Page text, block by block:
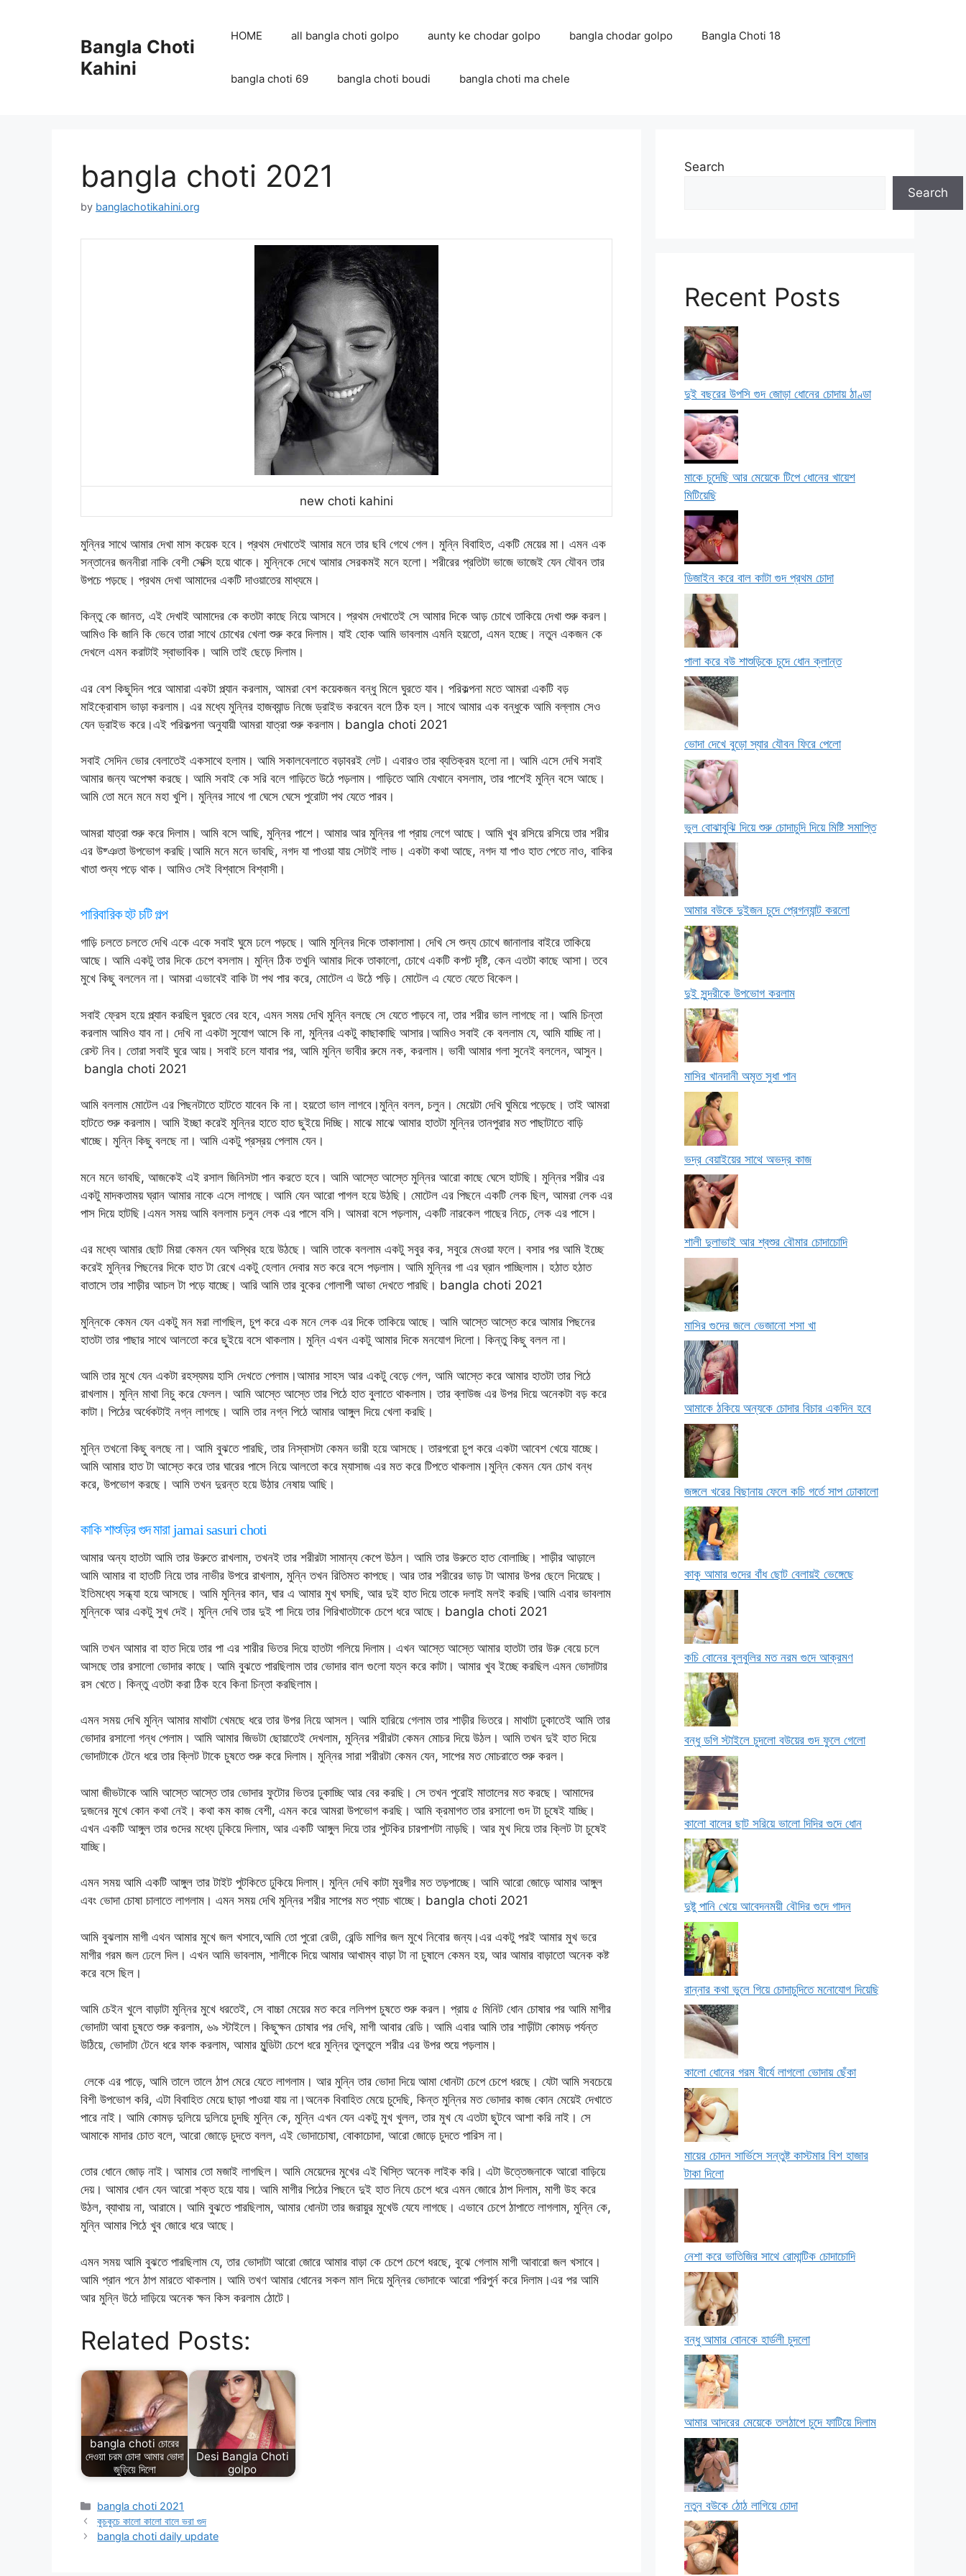
Bangla Choti
Kahini
HOME all bangla choti golpo aunty ke chodar golpo bangla chodar golpo Bangla Choti 18
bangla choti 69 bangla choti boudi bangla choti ma chele
bangla choti 2021
by banglachotikahini.org
new choti kahini
মুন্নির সাথে আমার দেখা মাস কয়েক হবে। প্রথম দেখাতেই আমার মনে তার ছবি গেথে গেল। মুন্নি বিবাহিত, একটি মেয়ের মা। এমন এক
সন্তানের জননীরা নাকি বেশী সেক্সি হয়ে থাকে। মুন্নিকে দেখে আমার সেরকমই মনে হলো। শরীরের প্রতিটা ভাজে ভাজেই যেন যৌবন তার
উপচে পড়ছে। প্রথম দেখা আমাদের একটি দাওয়াতের মাধ্যমে।
কিন্তু কে জানত, এই দেখাই আমাদের কে কতটা কাছে নিয়ে আসবে। প্রথম দেখাতেই সে আমার দিকে আড় চোখে তাকিয়ে দেখা শুরু করল।
আমিও কি জানি কি ভেবে তারা সাথে চোখের খেলা শুরু করে দিলাম। যাই হোক আমি ভাবলাম এমনি হয়তো, এমন হচ্ছে। নতুন একজন কে
দেখলে এমন করাটাই স্বাভাবিক। আমি তাই ছেড়ে দিলাম।
এর বেশ কিছুদিন পরে আমারা একটা প্ল্যান করলাম, আমরা বেশ কয়েকজন বন্ধু মিলে ঘুরতে যাব। পরিকল্পনা মতে আমরা একটি বড়
মাইক্রোবাস ভাড়া করলাম। এর মধ্যে মুন্নির হাজব্যান্ড নিজে ড্রাইভ করবেন বলে ঠিক হল। সাথে আমার এক বন্ধুকে আমি বল্লাম সেও
যেন ড্রাইভ করে।এই পরিকল্পনা অনুযায়ী আমরা যাত্রা শুরু করলাম। bangla choti 2021
সবাই সেদিন ভোর বেলাতেই একসাথে হলাম। আমি সকালবেলাতে বড়াবরই লেট। এবারও তার ব্যতিক্রম হলো না। আমি এসে দেখি সবাই
আমার জন্য অপেক্ষা করছে। আমি সবাই কে সরি বলে গাড়িতে উঠে পড়লাম। গাড়িতে আমি যেখানে বসলাম, তার পাশেই মুন্নি বসে আছে।
আমি তো মনে মনে মহা খুশি। মুন্নির সাথে গা ঘেসে ঘেসে পুরোটা পথ যেতে পারব।
আমরা যাত্রা শুরু করে দিলাম। আমি বসে আছি, মুন্নির পাশে। আমার আর মুন্নির গা প্রায় লেগে আছে। আমি খুব রসিয়ে রসিয়ে তার শরীর
এর উষ্ঞতা উপভোগ করছি।আমি মনে মনে ভাবছি, নগদ যা পাওয়া যায় সেটাই লাভ। একটা কথা আছে, নগদ যা পাও হাত পেতে নাও, বাকির
খাতা শুন্য পড়ে থাক। আমিও সেই বিশ্বাসে বিশ্বাসী।
পারিবারিক হট চটি গল্প
গাড়ি চলতে চলতে দেখি একে একে সবাই ঘুমে ঢলে পড়ছে। আমি মুন্নির দিকে তাকালামা। দেখি সে শুন্য চোখে জানালার বাইরে তাকিয়ে
আছে। আমি একটু তার দিকে চেপে বসলাম। মুন্নি ঠিক তখুনি আমার দিকে তাকালো, চোখে একটি কপট দৃষ্টি, কেন এতটা কাছে আসা। তবে
মুখে কিছু বললেন না। আমরা এভাবেই বাকি টা পথ পার করে, মোটেল এ উঠে পড়ি। মোটেল এ যেতে যেতে বিকেল।
সবাই ফ্রেস হয়ে প্ল্যান করছিল ঘুরতে বের হবে, এমন সময় দেখি মুন্নি বলছে সে যেতে পাড়বে না, তার শরীর ভাল লাগছে না। আমি চিন্তা
করলাম আমিও যাব না। দেখি না একটা সুযোগ আসে কি না, মুন্নির একটু কাছাকাছি আসার।আমিও সবাই কে বললাম যে, আমি যাচ্ছি না।
রেস্ট নিব। তোরা সবাই ঘুরে আয়। সবাই চলে যাবার পর, আমি মুন্নি ভাবীর রুমে নক, করলাম। ভাবী আমার গলা সুনেই বললেন, আসুন।
bangla choti 2021
আমি বললাম মোটেল এর পিছনটাতে হাটতে যাবেন কি না। হয়তো ভাল লাগবে।মুন্নি বলল, চলুন। মেয়েটা দেখি ঘুমিয়ে পড়েছে। তাই আমরা
হাটতে শুরু করলাম। আমি ইচ্ছা করেই মুন্নির হাতে হাত ছুইয়ে দিচ্ছি। মাঝে মাঝে আমার হাতটা মুন্নির তানপুরার মত পাছাটাতে বাড়ি
খাচ্ছে। মুন্নি কিছু বলছে না। আমি একটু প্রস্রয় পেলাম যেন।
মনে মনে ভাবছি, আজকেই এই রসাল জিনিসটা পান করতে হবে। আমি আস্তে আস্তে মুন্নির আরো কাছে ঘেসে হাটছি। মুন্নির শরীর এর
একটু মাদকতাময় ঘ্রান আমার নাকে এসে লাগছে। আমি যেন আরো পাগল হয়ে উঠছি। মোটেল এর পিছনে একটি লেক ছিল, আমরা লেক এর
পাস দিয়ে হাটছি।এমন সময় আমি বললাম চলুন লেক এর পাসে বসি। আমরা বসে পড়লাম, একটি নারকেল গাছের নিচে, লেক এর পাসে।
এর মধ্যে আমার ছোট মিয়া কেমন যেন অস্থির হয়ে উঠছে। আমি তাকে বললাম একটু সবুর কর, সবুরে মেওয়া ফলে। বসার পর আমি ইচ্ছে
করেই মুন্নির পিছনের দিকে হাত টা রেখে একটু হেলান দেবার মত করে বসে পড়লাম। আমি মুন্নির গা এর ঘ্রান পাচ্ছিলাম। হঠাত হঠাত
বাতাসে তার শাড়ীর আচল টা পড়ে যাচ্ছে। আরি আমি তার বুকের গোলাপী আভা দেখতে পারছি। bangla choti 2021
মুন্নিকে কেমন যেন একটু মন মরা লাগছিল, চুপ করে এক মনে লেক এর দিকে তাকিয়ে আছে। আমি আস্তে আস্তে করে আমার পিছনের
হাতটা তার পাছার সাথে আলতো করে ছুইয়ে বসে থাকলাম। মুন্নি এখন একটু আমার দিকে মনযোগ দিলো। কিন্তু কিছু বলল না।
আমি তার মুখে যেন একটা রহস্যময় হাসি দেখতে পেলাম।আমার সাহস আর একটু বেড়ে গেল, আমি আস্তে করে আমার হাতটা তার পিঠে
রাখলাম। মুন্নি মাথা নিচু করে ফেলল। আমি আস্তে আস্তে তার পিঠে হাত বুলাতে থাকলাম। তার ব্লাউজ এর উপর দিয়ে অনেকটা বড় করে
কাটা। পিঠের অর্ধেকটাই নগ্ন লাগছে। আমি তার নগ্ন পিঠে আমার আঙ্গুল দিয়ে খেলা করছি।
মুন্নি তখনো কিছু বলছে না। আমি বুঝতে পারছি, তার নিস্বাসটা কেমন ভারী হয়ে আসছে। তারপরো চুপ করে একটা আবেশ খেয়ে যাচ্ছে।
আমি আমার হাত টা আস্তে করে তার ঘারের পাসে নিয়ে আলতো করে ম্যাসাজ এর মত করে টিপতে থাকলাম।মুন্নি কেমন যেন চোখ বন্ধ
করে, উপভোগ করছে। আমি তখন দুরন্ত হয়ে উঠার নেষায় আছি।
কাকি শাশুড়ির গুদ মারা jamai sasuri choti
আমার অন্য হাতটা আমি তার উরুতে রাখলাম, তখনই তার শরীরটা সামান্য কেপে উঠল। আমি তার উরুতে হাত বোলাচ্ছি। শাড়ীর আড়ালে
আমি আমার বা হাতটি নিয়ে তার নাভীর উপরে রাখলাম, মুন্নি তখন রিতিমত কাপছে। আর তার শরীরের ভাড় টা আমার উপর ছেলে দিয়েছে।
ইতিমধ্যে সন্ধ্যা হয়ে আসছে। আমি মুন্নির কান, ঘার এ আমার মুখ ঘসছি, আর দুই হাত দিয়ে তাকে দলাই মলই করছি।আমি এবার ভাবলাম
মুন্নিকে আর একটু সুখ দেই। মুন্নি দেখি তার দুই পা দিয়ে তার গিরিখাতটাকে চেপে ধরে আছে। bangla choti 2021
আমি তখন আমার বা হাত দিয়ে তার পা এর শারীর ভিতর দিয়ে হাতটা গলিয়ে দিলাম। এখন আস্তে আস্তে আমার হাতটা তার উরু বেয়ে চলে
আসছে তার রসালো ভোদার কাছে। আমি বুঝতে পারছিলাম তার ভোদার বাল গুলো যত্ন করে কাটা। আমার খুব ইচ্ছে করছিল এমন ভোদাটার
রস খেতে। কিন্তু এতটা করা ঠিক হবে কিনা চিন্তা করছিলাম।
এমন সময় দেখি মুন্নি আমার মাথাটা খেমছে ধরে তার উপর নিয়ে আসল। আমি হারিয়ে গেলাম তার শাড়ীর ভিতরে। মাথাটা ঢুকাতেই আমি তার
ভোদার রসালো গন্ধ পেলাম। আমি আমার জিভটা ছোয়াতেই দেখলাম, মুন্নির শরীরটা কেমন মোচর দিয়ে উঠল। আমি তখন দুই হাত দিয়ে
ভোদাটাকে টেনে ধরে তার ক্লিট টাকে চুষতে শুরু করে দিলাম। মুন্নির সারা শরীরটা কেমন যেন, সাপের মত মোচরাতে শুরু করল।
আমা জীভটাকে আমি আস্তে আস্তে তার ভোদার ফুটোর ভিতর ঢুকাচ্ছি আর বের করছি। সে তখন পুরোই মাতালের মত করছে। আমাদের
দুজনের মুখে কোন কথা নেই। কথা কম কাজ বেশী, এমন করে আমরা উপভোগ করছি। আমি ক্রমাগত তার রসালো গুদ টা চুষেই যাচ্ছি।
এখন একটি আঙ্গুল তার গুদের মধ্যে ঢূকিয়ে দিলাম, আর একটি আঙ্গুল দিয়ে তার পুটকির চারপাশটা নাড়ছি। আর মুখ দিয়ে তার ক্লিট টা চুষেই
যাচ্ছি।
এমন সময় আমি একটি আঙ্গুল তার টাইট পুটকিতে ঢুকিয়ে দিলাম্। মুন্নি দেখি কাটা মুরগীর মত তড়পাচ্ছে। আমি আরো জোড়ে আমার আঙ্গুল
এবং ভোদা চোষা চালাতে লাগলাম। এমন সময় দেখি মুন্নির শরীর সাপের মত প্যাচ খাচ্ছে। bangla choti 2021
আমি বুঝলাম মাগী এথন আমার মুখে জল খসাবে,আমি তো পুরো রেডী, রেন্ডি মাগির জল মুখে নিবোর জন্য।এর একটু পরই আমার মুখ ভরে
মাগীর গরম জল ঢেলে দিল। এখন আমি ভাবলাম, শালীকে দিয়ে আমার আখাম্ব বাড়া টা না চুষালে কেমন হয়, আর আমার বাড়াতো অনেক কষ্ট
করে বসে ছিল।
আমি চেইন খুলে বাড়াটা মুন্নির মুখে ধরতেই, সে বাচ্চা মেয়ের মত করে ললিপপ চুষতে শুরু করল। প্রায় ৫ মিনিট ধোন চোষার পর আমি মাগীর
ভোদাটা আবা চুষতে শুরু করলাম, ৬৯ স্টাইলে। কিছুক্ষন চোষার পর দেখি, মাগী আবার রেডি। আমি এবার আমি তার শাড়ীটা কোমড় পর্যন্ত
উঠিয়ে, ভোদাটা টেনে ধরে ফাক করলাম, আমার মুন্ডিটা চেপে ধরে মুন্নির তুলতুলে শরীর এর উপর শুয়ে পড়লাম।
লেকে এর পাড়ে, আমি তালে তালে ঠাপ মেরে যেতে লাগলাম। আর মুন্নি তার ভোদা দিয়ে আমা ধোনটা চেপে চেপে ধরছে। যেটা আমি সবচেয়ে
বিশী উপভোগ করি, এটা বিবাহিত মেয়ে ছাড়া পাওয়া যায় না।অনেক বিবাহিত মেয়ে চুদেছি, কিন্ত মুন্নির মত ভোদার কাজ কোন মেয়েই দেখাতে
পারে নাই। আমি কোমড় দুলিয়ে দুলিয়ে চুদছি মুন্নি কে, মুন্নি এখন যেন একটু মুখ খুলল, তার মুখ যে এতটা ছুটবে আশা করি নাই। সে
আমাকে মাদার চোত বলে, আরো জোড়ে চুদতে বলল, এই ভোদাচোষা, বোকাচোদা, আরো জোড়ে চুদতে পারিস না।
তোর ধোনে জোড় নাই। আমার তো মজাই লাগছিল। আমি মেয়েদের মুখের এই খিস্তি অনেক লাইক করি। এটা উত্তেজনাকে আরো বাড়িয়ে
দেয়। আমার ধোন যেন আরো শক্ত হয়ে যায়। আমি মাগীর পিঠের পিছনে দুই হাত নিযে চেপে ধরে এমন জোরে ঠাপ দিলাম, মাগী উহ করে
উঠল, ব্যাথায় না, আরামে। আমি বুঝতে পারছিলাম, আমার ধোনটা তার জরায়ুর মুখেউ যেযে লাগছে। এভাবে চেপে ঠাপাতে লাগলাম, মুন্নি কে,
মুন্নি আমার পিঠে খুব জোরে ধরে আছে।
এমন সময় আমি বুঝতে পারছিলাম যে, তার ভোদাটা আরো জোরে আমার বাড়া কে চেপে চেপে ধরছে, বুঝে গেলাম মাগী আবারো জল খসাবে।
আমি প্রান পনে ঠাপ মারতে থাকলাম। আমি তখণ আমার ধোনের সকল মাল দিয়ে মুন্নির ভোদাকে আরো পরিপুর্ন করে দিলাম।এর পর আমি
আর মুন্নি উঠে দাড়িয়ে অনেক ক্ষন কিস করলাম ঠোটে।
Related Posts:
bangla choti চোরের
দেওয়া চরম চোদা আমার ভোদা
জুড়িয়ে দিলো
Desi Bangla Choti
golpo
Categories
bangla choti 2021
কুচকুচে কালো কালো বালে ভরা গুদ
bangla choti daily update
Search
Search
Recent Posts
দুই বছরের উপসি গুদ জোড়া ধোনের চোদায় ঠাণ্ডা
মাকে চুদেছি আর মেয়েকে টিপে ধোনের খায়েশ
মিটিয়েছি
ডিজাইন করে বাল কাটা গুদ প্রথম চোদা
পালা করে বউ শাশুড়িকে চুদে ধোন ক্লান্ত
ভোদা দেখে বুড়ো স্যার যৌবন ফিরে পেলো
ভুল বোঝাবুঝি দিয়ে শুরু চোদাচুদি দিয়ে মিষ্টি সমাপ্তি
আমার বউকে দুইজন চুদে প্রেগন্যান্ট করলো
দুই সুন্দরীকে উপভোগ করলাম
মাসির খানদানী অমৃত সুধা পান
ভদ্র বেয়াইয়ের সাথে অভদ্র কাজ
শালী দুলাভাই আর শ্বশুর বৌমার চোদাচোদি
মাসির গুদের জলে ভেজানো শসা খা
আমাকে ঠকিয়ে অন্যকে চোদার বিচার একদিন হবে
জঙ্গলে খরের বিছানায় ফেলে কচি গর্তে সাপ ঢোকালো
কাকু আমার গুদের বাঁধ ছোট বেলায়ই ভেঙ্গেছে
কচি বোনের বুলবুলির মত নরম গুদে আক্রমণ
বন্ধু ডগি স্টাইলে চুদলো বউয়ের গুদ ফুলে গেলো
কালো বালের ছাট সরিয়ে ভালো দিদির গুদে ধোন
দুষ্টু পানি খেয়ে আবেদনময়ী বৌদির গুদে গাদন
রান্নার কথা ভুলে গিয়ে চোদাচুদিতে মনোযোগ দিয়েছি
কালো ধোনের গরম বীর্যে লাগলো ভোদায় ছেঁকা
মায়ের চোদন সার্ভিসে সন্তুষ্ট কাস্টমার বিশ হাজার
টাকা দিলো
নেশা করে ভাতিজির সাথে রোমান্টিক চোদাচোদি
বন্ধু আমার বোনকে হার্ডলী চুদলো
আমার আদরের মেয়েকে তলঠাপে চুদে ফাটিয়ে দিলাম
নতুন বউকে ঠোঠ লাগিয়ে চোদা